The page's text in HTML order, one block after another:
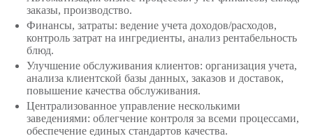
заказы, производство.
Финансы, затраты: ведение учета доходов/расходов,
контроль затрат на ингредиенты, анализ рентабельность
блюд.
Улучшение обслуживания клиентов: организация учета,
анализа клиентской базы данных, заказов и доставок,
повышение качества обслуживания.
Централизованное управление несколькими
заведениями: облегчение контроля за всеми процессами,
обеспечение единых стандартов качества.